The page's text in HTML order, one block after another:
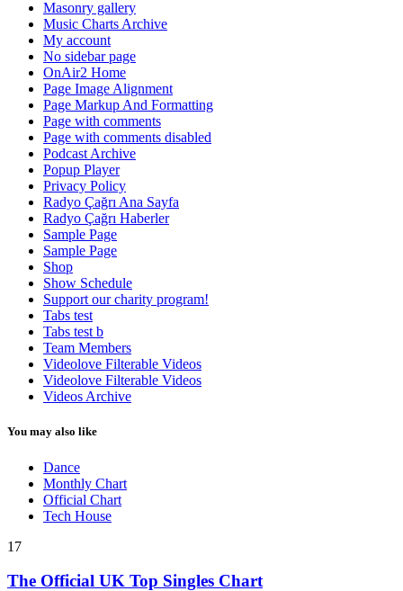
Masonry gallery
Music Charts Archive
My account
No sidebar page
OnAir2 Home
Page Image Alignment
Page Markup And Formatting
Page with comments
Page with comments disabled
Podcast Archive
Popup Player
Privacy Policy
Radyo Çağrı Ana Sayfa
Radyo Çağrı Haberler
Sample Page
Sample Page
Shop
Show Schedule
Support our charity program!
Tabs test
Tabs test b
Team Members
Videolove Filterable Videos
Videolove Filterable Videos
Videos Archive
You may also like
Dance
Monthly Chart
Official Chart
Tech House
17
The Official UK Top Singles Chart